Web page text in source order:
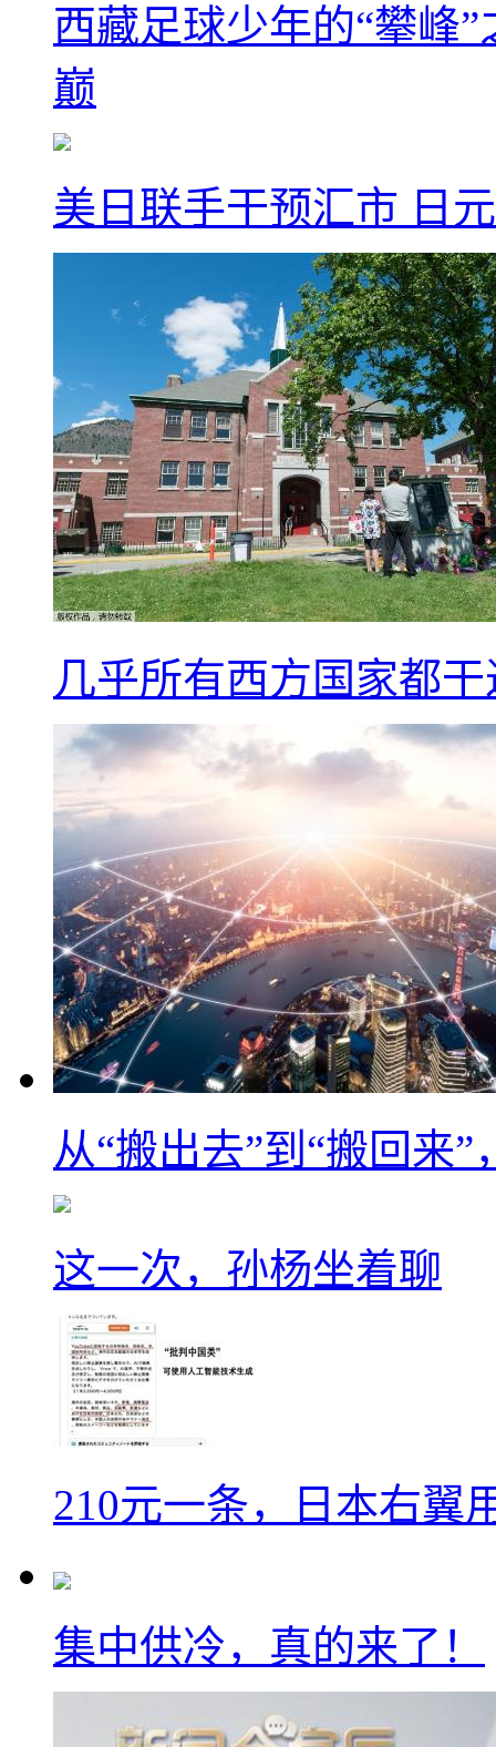
西藏足球少年的“攀峰
巅
美日联手干预汇市 日
几乎所有西方国家都
从“搬出去”到“搬回来
这一次，孙杨坐着聊
210元一条，日本右翼
集中供冷，真的来了！